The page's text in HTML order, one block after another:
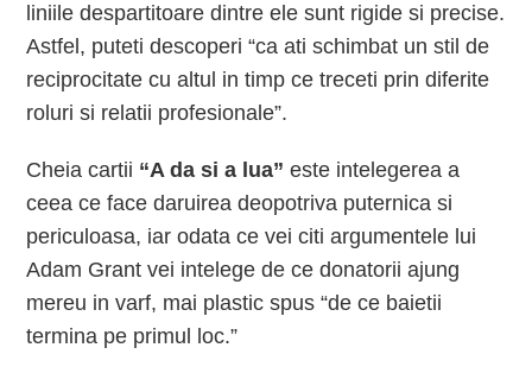
liniile despartitoare dintre ele sunt rigide si precise.
Astfel, puteti descoperi “ca ati schimbat un stil de
reciprocitate cu altul in timp ce treceti prin diferite
roluri si relatii profesionale”.
Cheia cartii “A da si a lua” este intelegerea a
ceea ce face daruirea deopotriva puternica si
periculoasa, iar odata ce vei citi argumentele lui
Adam Grant vei intelege de ce donatorii ajung
mereu in varf, mai plastic spus “de ce baietii
termina pe primul loc.”